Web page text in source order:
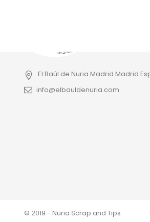
El Baúl de Nuria Madrid Madrid
info@elbauldenuria.com
© 2019 - Nuria Scrap and Tips